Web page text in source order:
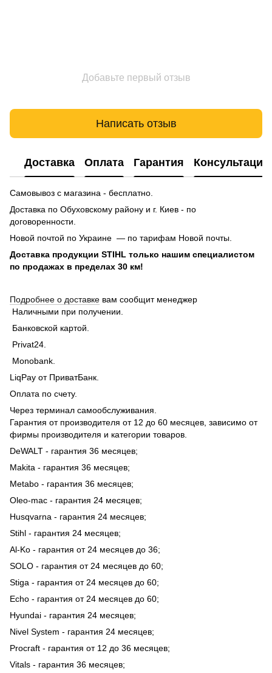
Добавьте первый отзыв
Написать отзыв
Доставка Оплата Гарантия Консультация
Самовывоз с магазина - бесплатно.
Доставка по Обуховскому району и г. Киев - по
договоренности.
Новой почтой по Украине — по тарифам Новой почты.
Доставка продукции STIHL только нашим специалистом
по продажах в пределах 30 км!
Подробнее о доставке вам сообщит менеджер
Наличными при получении.
Банковской картой.
Privat24.
Monobank.
LiqPay от ПриватБанк.
Оплата по счету.
Через терминал самообслуживания.
Гарантия от производителя от 12 до 60 месяцев, зависимо от
фирмы производителя и категории товаров.
DeWALT - гарантия 36 месяцев;
Makita - гарантия 36 месяцев;
Metabo - гарантия 36 месяцев;
Oleo-mac - гарантия 24 месяцев;
Husqvarna - гарантия 24 месяцев;
Stihl - гарантия 24 месяцев;
Al-Ko - гарантия от 24 месяцев до 36;
SOLO - гарантия от 24 месяцев до 60;
Stiga - гарантия от 24 месяцев до 60;
Echo - гарантия от 24 месяцев до 60;
Hyundai - гарантия 24 месяцев;
Nivel System - гарантия 24 месяцев;
Procraft - гарантия от 12 до 36 месяцев;
Vitals - гарантия 36 месяцев;